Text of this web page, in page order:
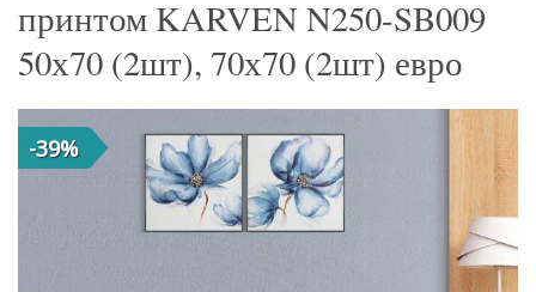
принтом KARVEN N250-SB009
50х70 (2шт), 70х70 (2шт) евро
-39%